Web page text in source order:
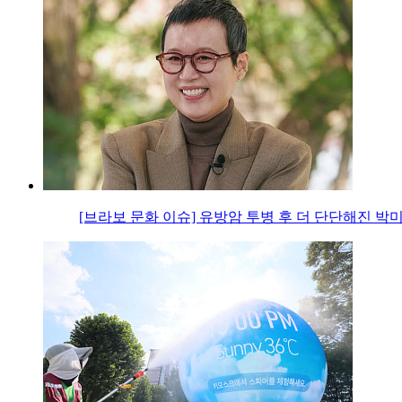
[브라보 문화 이슈] 유방암 투병 후 더 단단해진 박